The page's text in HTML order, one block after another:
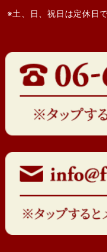
※土、日、祝日は定休日